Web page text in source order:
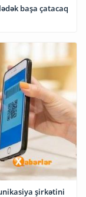
başa çatacaq
şirkətini